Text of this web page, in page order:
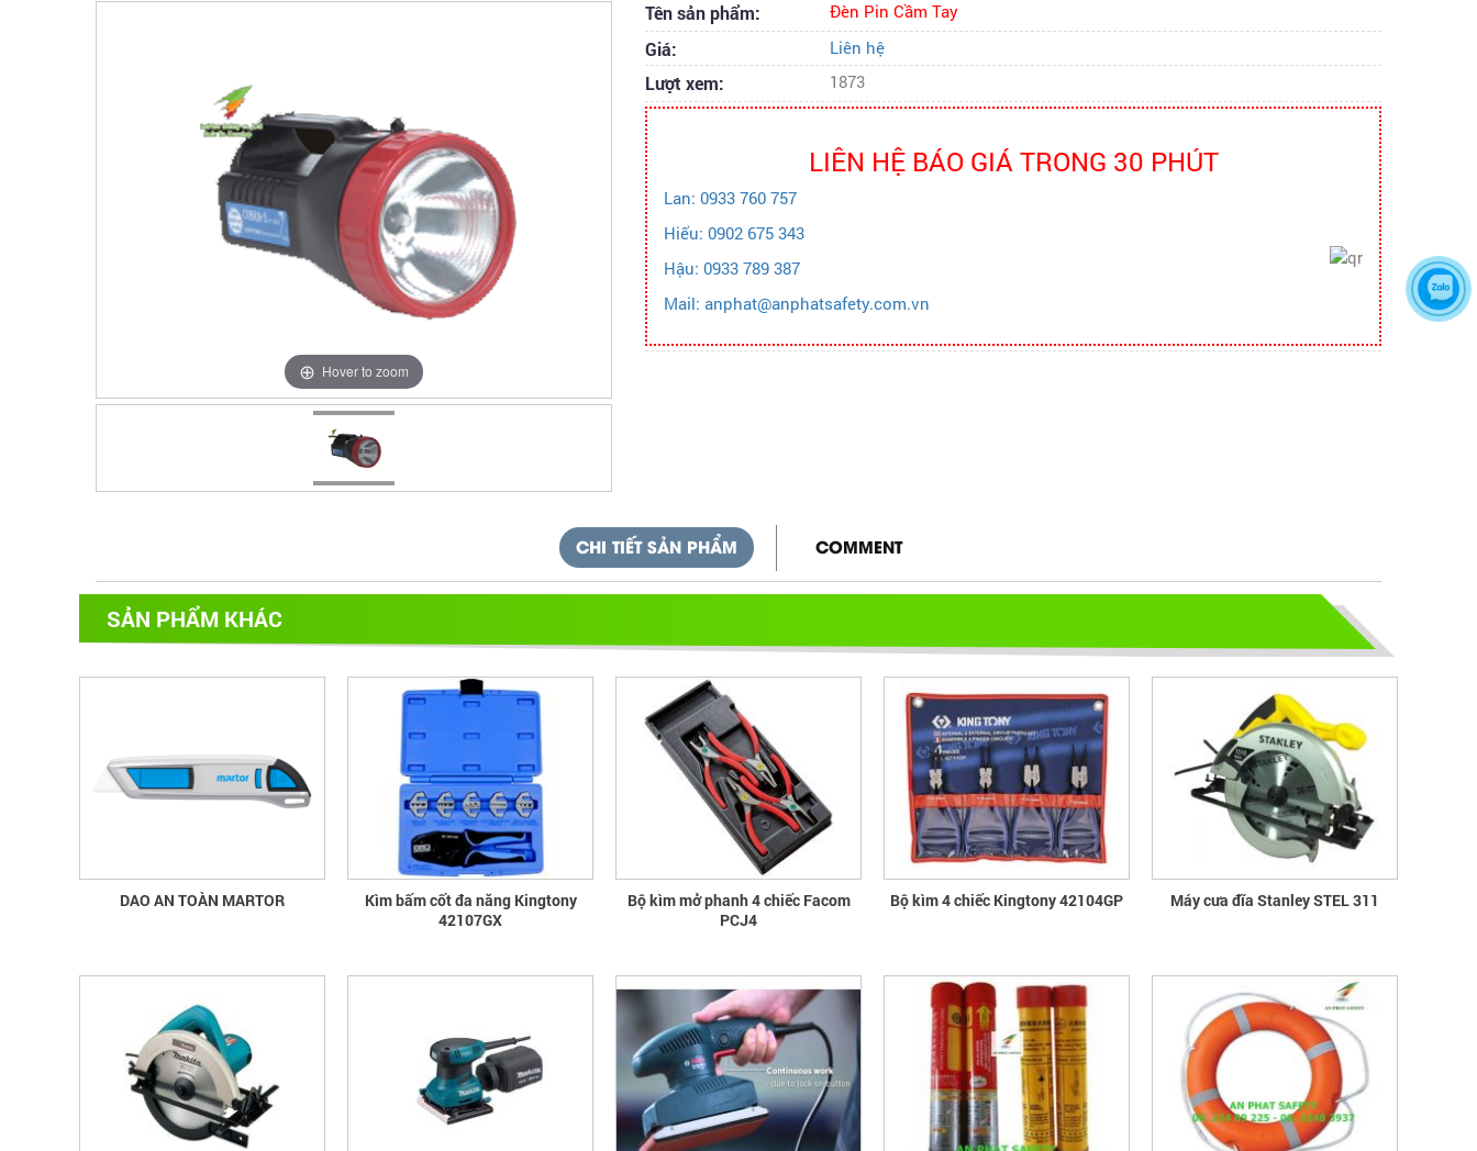
THU
THU
Truyền thông viên nguồn về AT-
Hướng dẫn chọn mua và sử dụng mũ
bảo hộ, nón bảo hộ
Những quy định và hệ thống pháp
luật về bảo hộ lao động
Những quy định và hệ thống pháp luật
về bảo hộ lao động
TIA HỒ QUANG ĐIỆN NGUY HIỂM
Hồ quang điện đem lại nhiều lợi ích
tuy nhiên nó cũng có một số tác hại
Đã kinh doanh xăng dầu là phải có
Bộ Ứng Phó Khẩn Cấp (SPILL KIT) bao
gồm các vật tư và trang bị cần thiết
cho ứng phó nhanh, cơ động các sự
cố tràn đổ dầu và hoá chất mức vừa
GĂNG TAY KHO LẠNH CÓ MẤY
Hover to zoom
Tên sản phẩm: Đèn Pin Cầm Tay
Giá: Liên hệ
Lượt xem: 1873
LIÊN HỆ BÁO GIÁ TRONG 30 PHÚT
Lan: 0933 760 757
Hiếu: 0902 675 343
Hậu: 0933 789 387
Mail: anphat@anphatsafety.com.vn
CHI TIẾT SẢN PHẨM COMMENT
SẢN PHẨM KHÁC
DAO AN TOÀN MARTOR
Kìm bấm cốt đa năng Kingtony
42107GX
Bộ kìm mở phanh 4 chiếc Facom
PCJ4
Bộ kìm 4 chiếc Kingtony 42104GP Máy cưa đĩa Stanley STEL 311